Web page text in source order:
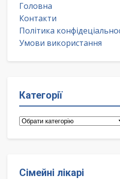
Головна
Контакти
Політика
Умови використання
Категорії
Категорії
Сімейні лікарі